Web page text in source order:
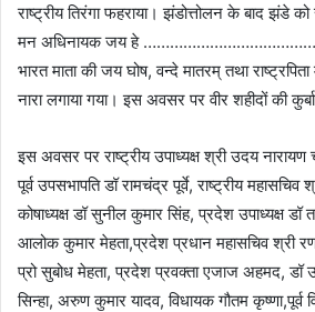
राष्ट्रीय तिरंगा फहराया। झंडोत्तोलन के बाद झंडे
मन अधिनायक जय हे
भारत माता की जय घोष, वन्दे मातरम् तथा
नारा लगाया गया। इस अवसर पर वीर शहीदों की
इस अवसर पर राष्ट्रीय उपाध्यक्ष श्री उदय नारायण
पूर्व उपसभापति डॉ रामचंद्र पूर्वे, राष्ट्रीय महासचिव
कोषाध्यक्ष डॉ सुनील कुमार सिंह, प्रदेश उपाध्यक्ष डॉ
आलोक कुमार मेहता,प्रदेश प्रधान महासचिव श्री
प्रो सुबोध मेहता, प्रदेश प्रवक्ता एजाज अहमद, डॉ
सिन्हा, अरुण कुमार यादव, विधायक गौतम